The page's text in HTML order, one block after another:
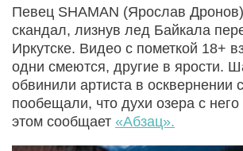
Певец SHAMAN (Ярослав
скандал, лизнув лед Байкала
Иркутске. Видео с пометкой 18+
одни смеются, другие в ярости.
обвинили артиста в осквернении
пообещали, что духи озера с
этом сообщает «Абзац».